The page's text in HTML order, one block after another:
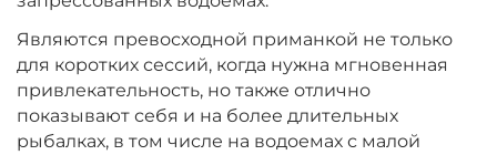
Вкус:
‍899‍ ₽ ‍1 058‍₽ −
Являются превосходной приманкой не только
для коротких сессий, когда нужна мгновенная
привлекательность, но также отлично
показывают себя и на более длительных
рыбалках, в том числе на водоемах с малой